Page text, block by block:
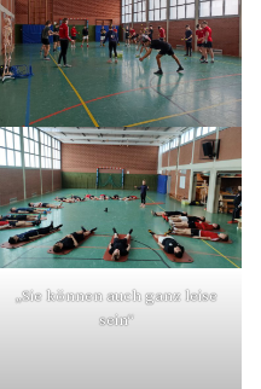
„Sie können auch ganz leise
sein“